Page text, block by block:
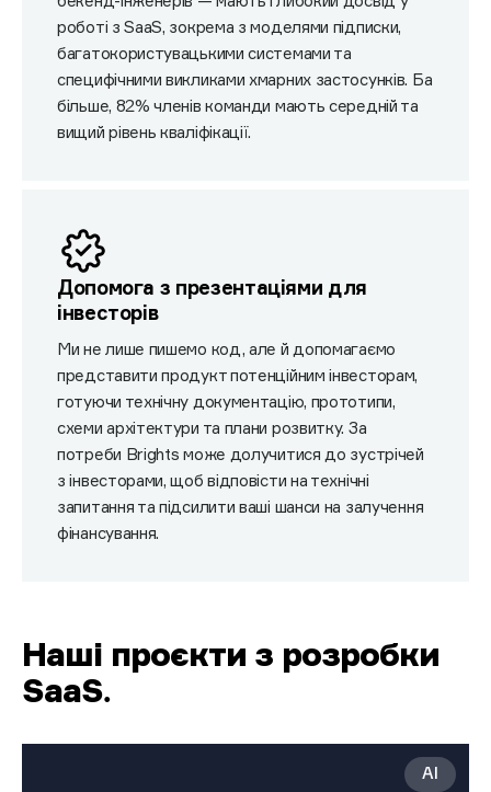
роботі з SaaS, зокрема з моделями підписки,
багатокористувацькими системами та
специфічними викликами хмарних застосунків. Ба
більше, 82% членів команди мають середній та
вищий рівень кваліфікації.
Допомога з презентаціями для
інвесторів
Ми не лише пишемо код, але й допомагаємо
представити продукт потенційним інвесторам,
готуючи технічну документацію, прототипи,
схеми архітектури та плани розвитку. За
потреби Brights може долучитися до зустрічей
з інвесторами, щоб відповісти на технічні
запитання та підсилити ваші шанси на залучення
фінансування.
Наші проєкти з розробки
SaaS.
AI